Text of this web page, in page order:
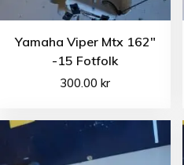
Yamaha Viper Mtx 162″
-15 Fotfolk
300.00kr